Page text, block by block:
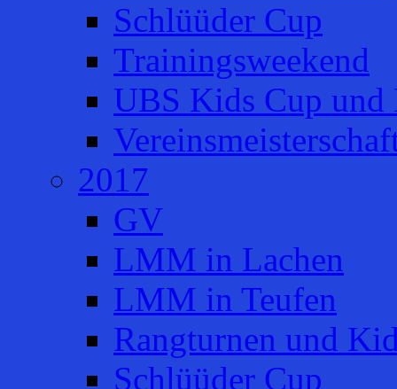
Schlüüder Cup
Trainingsweekend
UBS Kids Cup und
2017
GV
LMM in Lachen
LMM in Teufen
Rangturnen und
Schlüüder Cup